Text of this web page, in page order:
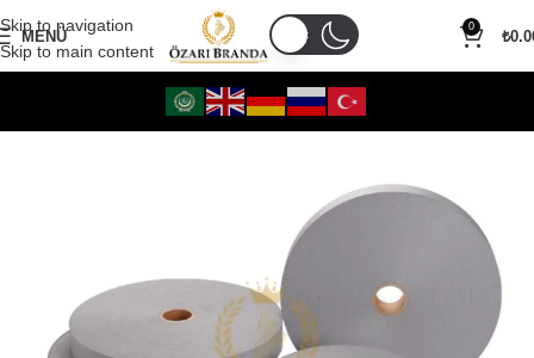
Skip to navigation
Skip to main content
MENÜ
0
₺